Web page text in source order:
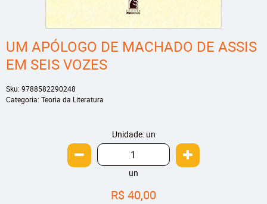
UM APÓLOGO DE MACHADO DE ASSIS
EM SEIS VOZES
Sku: 9788582290248
Categoria: Teoria da Literatura
Unidade: un
un
R$ 40,00